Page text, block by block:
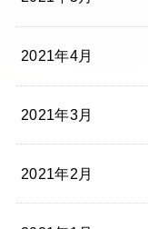
2021年4月
2021年3月
2021年2月